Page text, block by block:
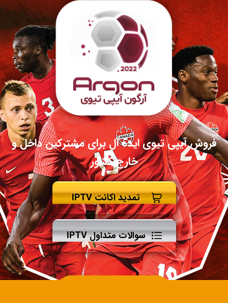
فروش آیپی تیوی ایده آل برای مشترکین داخل و
خارج کشور
تمدید اکانت IPTV
سوالات متداول IPTV